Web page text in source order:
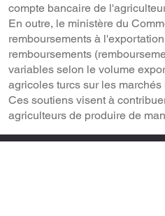
compte bancaire de
En outre, le ministère du
remboursements à
remboursements
variables selon le volume
agricoles turcs sur les
Ces soutiens visent à
agriculteurs de produire de